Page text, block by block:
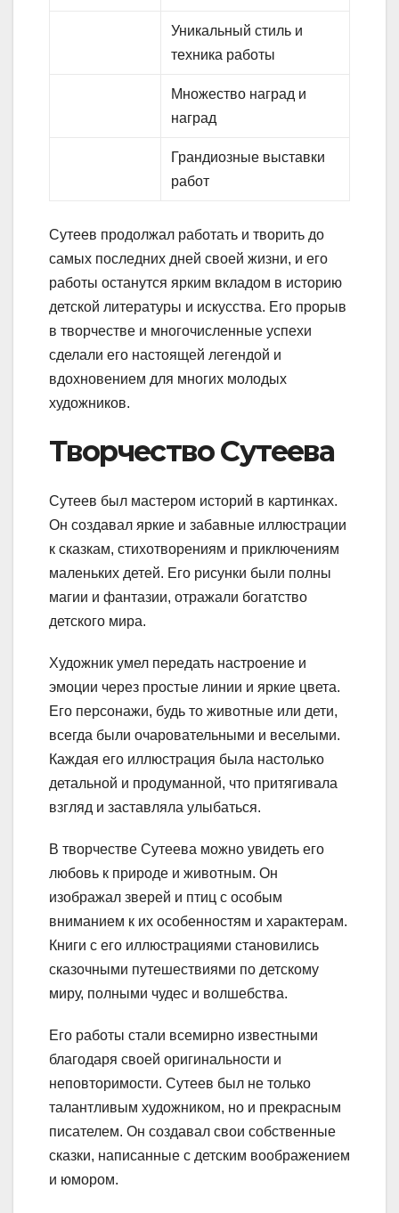
Уникальный стиль и
техника работы
Множество наград и
наград
Грандиозные выставки
работ
Сутеев продолжал работать и творить до
самых последних дней своей жизни, и его
работы останутся ярким вкладом в историю
детской литературы и искусства. Его прорыв
в творчестве и многочисленные успехи
сделали его настоящей легендой и
вдохновением для многих молодых
художников.
Творчество Сутеева
Сутеев был мастером историй в картинках.
Он создавал яркие и забавные иллюстрации
к сказкам, стихотворениям и приключениям
маленьких детей. Его рисунки были полны
магии и фантазии, отражали богатство
детского мира.
Художник умел передать настроение и
эмоции через простые линии и яркие цвета.
Его персонажи, будь то животные или дети,
всегда были очаровательными и веселыми.
Каждая его иллюстрация была настолько
детальной и продуманной, что притягивала
взгляд и заставляла улыбаться.
В творчестве Сутеева можно увидеть его
любовь к природе и животным. Он
изображал зверей и птиц с особым
вниманием к их особенностям и характерам.
Книги с его иллюстрациями становились
сказочными путешествиями по детскому
миру, полными чудес и волшебства.
Его работы стали всемирно известными
благодаря своей оригинальности и
неповторимости. Сутеев был не только
талантливым художником, но и прекрасным
писателем. Он создавал свои собственные
сказки, написанные с детским воображением
и юмором.